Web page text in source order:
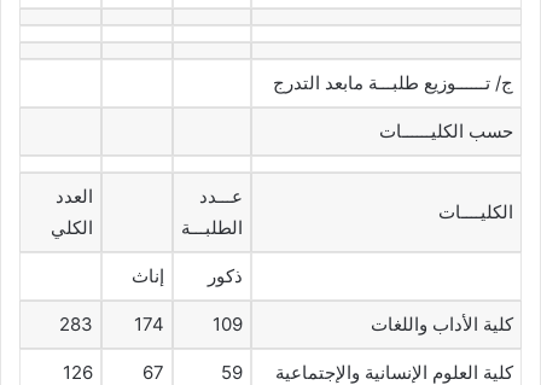
ج/ تــــــوزيع طلبـــة مابعد التدرج
حسب الكليــــــات
الكليــــات
عـــدد
الطلبـــة
العدد
الكلي
ذكور إناث
كلية الأداب واللغات 109
174
283
كلية العلوم الإنسانية والإجتماعية 59
67
126